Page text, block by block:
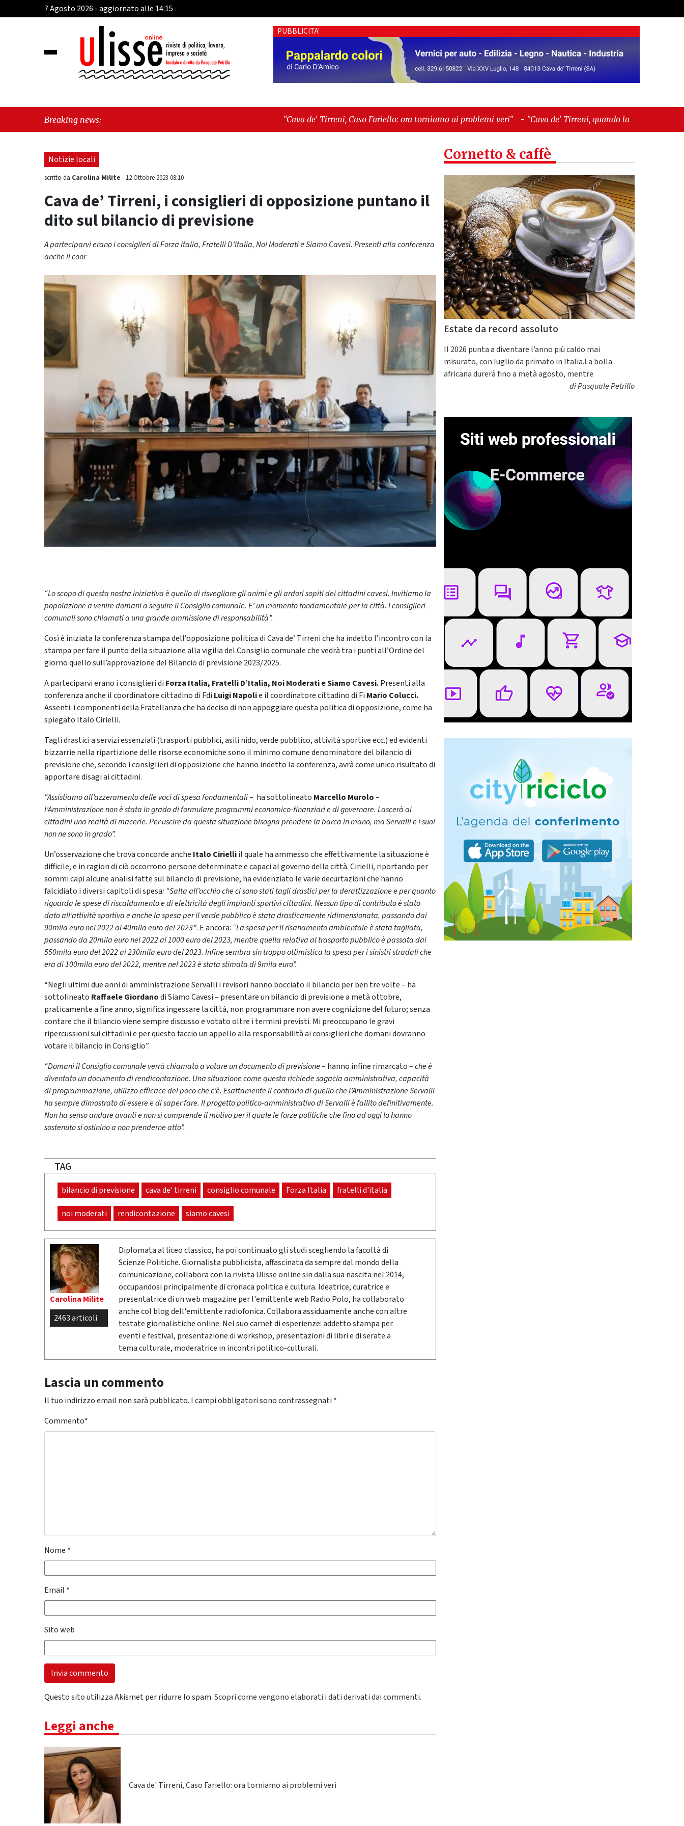
7 Agosto 2026 - aggiornato alle 14:15
PUBBLICITA'
Breaking news: "Cava de' Tirreni, Caso Fariello: ora torniamo ai problemi veri" -"Cava de' Tirreni, quando la burocrazia dimentica
perché esiste"
Notizie locali
scritto da Carolina Milite - 12 Ottobre 2023 08:10
Cava de’ Tirreni, i consiglieri di opposizione puntano il
dito sul bilancio di previsione
A parteciparvi erano i consiglieri di Forza Italia, Fratelli D’Italia, Noi Moderati e Siamo Cavesi. Presenti alla conferenza
anche il coor
“Lo scopo di questa nostra iniziativa è quello di risvegliare gli animi e gli ardori sopiti dei cittadini cavesi. Invitiamo la
popolazione a venire domani a seguire il Consiglio comunale. E’ un momento fondamentale per la città. I consiglieri
comunali sono chiamati a una grande ammissione di responsabilità”.
Così è iniziata la conferenza stampa dell’opposizione politica di Cava de’ Tirreni che ha indetto l’incontro con la
stampa per fare il punto della situazione alla vigilia del Consiglio comunale che vedrà tra i punti all’Ordine del
giorno quello sull’approvazione del Bilancio di previsione 2023/2025.
A parteciparvi erano i consiglieri di Forza Italia, Fratelli D’Italia, Noi Moderati e Siamo Cavesi.Presenti alla
conferenza anche il coordinatore cittadino di Fdi Luigi Napolie il coordinatore cittadino di Fi Mario Colucci.
Assenti i componenti della Fratellanza che ha deciso di non appoggiare questa politica di opposizione, come ha
spiegato Italo Cirielli.
Tagli drastici a servizi essenziali (trasporti pubblici, asili nido, verde pubblico, attività sportive ecc.) ed evidenti
bizzarrie nella ripartizione delle risorse economiche sono il minimo comune denominatore del bilancio di
previsione che, secondo i consiglieri di opposizione che hanno indetto la conferenza, avrà come unico risultato di
apportare disagi ai cittadini.
“Assistiamo all’azzeramento delle voci di spesa fondamentali– ha sottolineato Marcello Murolo–
l’Amministrazione non è stata in grado di formulare programmi economico-finanziari e di governare. Lascerà ai
cittadini una realtà di macerie. Per uscire da questa situazione bisogna prendere la barca in mano, ma Servalli e i suoi
non ne sono in grado”.
Un’osservazione che trova concorde anche Italo Cirielliil quale ha ammesso che effettivamente la situazione è
difficile, e in ragion di ciò occorrono persone determinate e capaci al governo della città. Cirielli, riportando per
sommi capi alcune analisi fatte sul bilancio di previsione, ha evidenziato le varie decurtazioni che hanno
falcidiato i diversi capitoli di spesa: “Salta all’occhio che ci sono stati tagli drastici per la derattizzazione e per quanto
riguarda le spese di riscaldamento e di elettricità degli impianti sportivi cittadini. Nessun tipo di contributo è stato
dato all’attività sportiva e anche la spesa per il verde pubblico è stata drasticamente ridimensionata, passando dai
90mila euro nel 2022 ai 40mila euro del 2023”. E ancora: “La spesa per il risanamento ambientale è stata tagliata,
passando da 20mila euro nel 2022 ai 1000 euro del 2023, mentre quella relativa al trasporto pubblico è passata dai
550mila euro del 2022 ai 230mila euro del 2023. Infine sembra sin troppo ottimistica la spesa per i sinistri stradali che
era di 100mila euro del 2022, mentre nel 2023 è stata stimata di 9mila euro”.
“Negli ultimi due anni di amministrazione Servalli i revisori hanno bocciato il bilancio per ben tre volte – ha
sottolineato Raffaele Giordanodi Siamo Cavesi – presentare un bilancio di previsione a metà ottobre,
praticamente a fine anno, significa ingessare la città, non programmare non avere cognizione del futuro; senza
contare che il bilancio viene sempre discusso e votato oltre i termini previsti. Mi preoccupano le gravi
ripercussioni sui cittadini e per questo faccio un appello alla responsabilità ai consiglieri che domani dovranno
votare il bilancio in Consiglio”.
“Domani il Consiglio comunale verrà chiamato a votare un documento di previsione– hanno infine rimarcato –che è
diventato un documento di rendicontazione. Una situazione come questa richiede sagacia amministrativa, capacità
di programmazione, utilizzo efficace del poco che c’è. Esattamente il contrario di quello che l’Amministrazione Servalli
ha sempre dimostrato di essere e di saper fare. Il progetto politico-amministrativo di Servalli è fallito definitivamente.
Non ha senso andare avanti e non si comprende il motivo per il quale le forze politiche che fino ad oggi lo hanno
sostenuto si ostinino a non prenderne atto”.
TAG
bilancio di previsione cava de' tirreni consiglio comunale Forza Italia fratelli d'italia
noi moderati rendicontazione siamo cavesi
Carolina Milite
2463 articoli
Diplomata al liceo classico, ha poi continuato gli studi scegliendo la facoltà di
Scienze Politiche. Giornalista pubblicista, affascinata da sempre dal mondo della
comunicazione, collabora con la rivista Ulisse online sin dalla sua nascita nel 2014,
occupandosi principalmente di cronaca politica e cultura. Ideatrice, curatrice e
presentatrice di un web magazine per l'emittente web Radio Polo, ha collaborato
anche col blog dell'emittente radiofonica. Collabora assiduamente anche con altre
testate giornalistiche online. Nel suo carnet di esperienze: addetto stampa per
eventi e festival, presentazione di workshop, presentazioni di libri e di serate a
tema culturale, moderatrice in incontri politico-culturali.
Lascia un commento
Il tuo indirizzo email non sarà pubblicato. I campi obbligatori sono contrassegnati *
Commento*
Nome *
Email *
Sito web
Questo sito utilizza Akismet per ridurre lo spam.Scopri come vengono elaborati i dati derivati dai commenti.
Leggi anche
Cava de' Tirreni, Caso Fariello: ora torniamo ai problemi veri
Cornetto & caffè
Estate da record assoluto
Il 2026 punta a diventare l’anno più caldo mai
misurato, con luglio da primato in Italia.La bolla
africana durerà fino a metà agosto, mentre
diPasquale Petrillo